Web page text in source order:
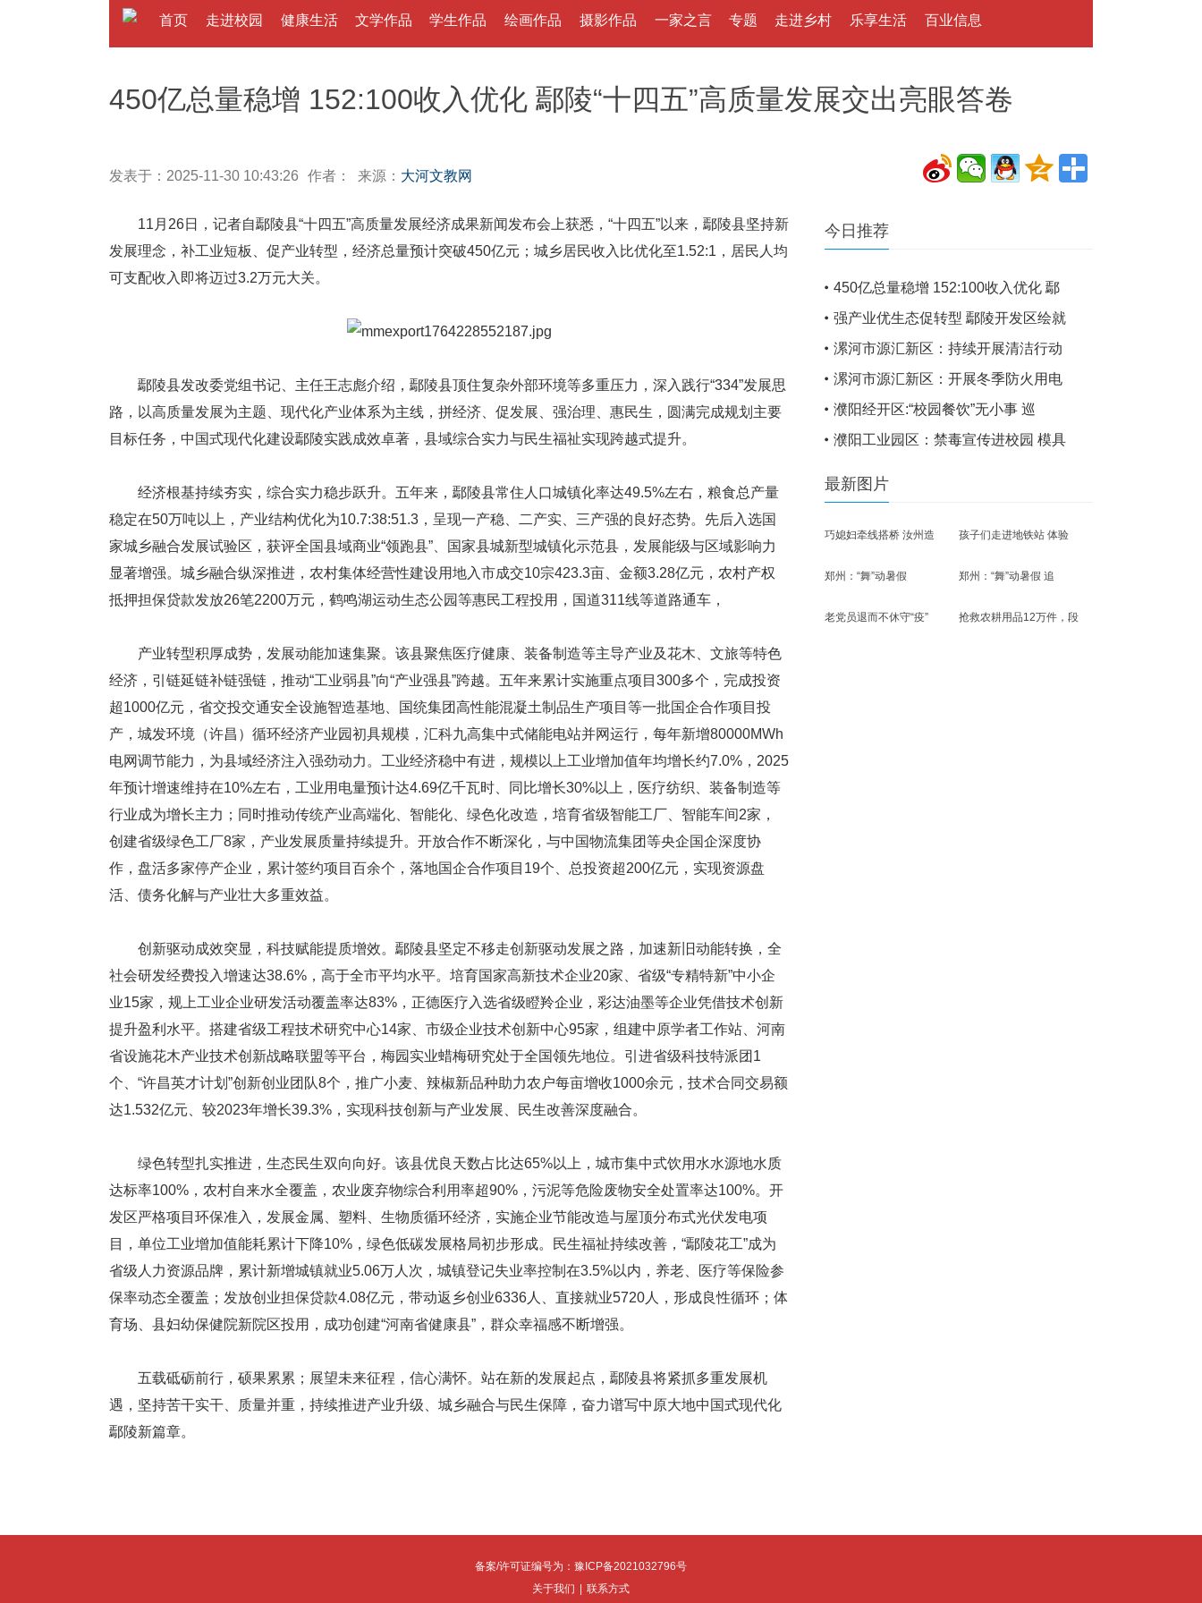
首页 走进校园 健康生活 文学作品 学生作品 绘画作品 摄影作品 一家之言 专题 走进乡村 乐享生活 百业信息
450亿总量稳增 152:100收入优化 鄢陵“十四五”高质量发展交出亮眼答卷
发表于：2025-11-30 10:43:26 作者： 来源： 大河文教网
11月26日，记者自鄢陵县“十四五”高质量发展经济成果新闻发布会上获悉，“十四五”以来，鄢陵县坚持新
发展理念，补工业短板、促产业转型，经济总量预计突破450亿元；城乡居民收入比优化至1.52:1，居民人均
可支配收入即将迈过3.2万元大关。
鄢陵县发改委党组书记、主任王志彪介绍，鄢陵县顶住复杂外部环境等多重压力，深入践行“334”发展思
路，以高质量发展为主题、现代化产业体系为主线，拼经济、促发展、强治理、惠民生，圆满完成规划主要
目标任务，中国式现代化建设鄢陵实践成效卓著，县域综合实力与民生福祉实现跨越式提升。
经济根基持续夯实，综合实力稳步跃升。五年来，鄢陵县常住人口城镇化率达49.5%左右，粮食总产量
稳定在50万吨以上，产业结构优化为10.7:38:51.3，呈现一产稳、二产实、三产强的良好态势。先后入选国
家城乡融合发展试验区，获评全国县域商业“领跑县”、国家县城新型城镇化示范县，发展能级与区域影响力
显著增强。城乡融合纵深推进，农村集体经营性建设用地入市成交10宗423.3亩、金额3.28亿元，农村产权
抵押担保贷款发放26笔2200万元，鹤鸣湖运动生态公园等惠民工程投用，国道311线等道路通车，
产业转型积厚成势，发展动能加速集聚。该县聚焦医疗健康、装备制造等主导产业及花木、文旅等特色
经济，引链延链补链强链，推动“工业弱县”向“产业强县”跨越。五年来累计实施重点项目300多个，完成投资
超1000亿元，省交投交通安全设施智造基地、国统集团高性能混凝土制品生产项目等一批国企合作项目投
产，城发环境（许昌）循环经济产业园初具规模，汇科九高集中式储能电站并网运行，每年新增80000MWh
电网调节能力，为县域经济注入强劲动力。工业经济稳中有进，规模以上工业增加值年均增长约7.0%，2025
年预计增速维持在10%左右，工业用电量预计达4.69亿千瓦时、同比增长30%以上，医疗纺织、装备制造等
行业成为增长主力；同时推动传统产业高端化、智能化、绿色化改造，培育省级智能工厂、智能车间2家，
创建省级绿色工厂8家，产业发展质量持续提升。开放合作不断深化，与中国物流集团等央企国企深度协
作，盘活多家停产企业，累计签约项目百余个，落地国企合作项目19个、总投资超200亿元，实现资源盘
活、债务化解与产业壮大多重效益。
创新驱动成效突显，科技赋能提质增效。鄢陵县坚定不移走创新驱动发展之路，加速新旧动能转换，全
社会研发经费投入增速达38.6%，高于全市平均水平。培育国家高新技术企业20家、省级“专精特新”中小企
业15家，规上工业企业研发活动覆盖率达83%，正德医疗入选省级瞪羚企业，彩达油墨等企业凭借技术创新
提升盈利水平。搭建省级工程技术研究中心14家、市级企业技术创新中心95家，组建中原学者工作站、河南
省设施花木产业技术创新战略联盟等平台，梅园实业蜡梅研究处于全国领先地位。引进省级科技特派团1
个、“许昌英才计划”创新创业团队8个，推广小麦、辣椒新品种助力农户每亩增收1000余元，技术合同交易额
达1.532亿元、较2023年增长39.3%，实现科技创新与产业发展、民生改善深度融合。
绿色转型扎实推进，生态民生双向向好。该县优良天数占比达65%以上，城市集中式饮用水水源地水质
达标率100%，农村自来水全覆盖，农业废弃物综合利用率超90%，污泥等危险废物安全处置率达100%。开
发区严格项目环保准入，发展金属、塑料、生物质循环经济，实施企业节能改造与屋顶分布式光伏发电项
目，单位工业增加值能耗累计下降10%，绿色低碳发展格局初步形成。民生福祉持续改善，“鄢陵花工”成为
省级人力资源品牌，累计新增城镇就业5.06万人次，城镇登记失业率控制在3.5%以内，养老、医疗等保险参
保率动态全覆盖；发放创业担保贷款4.08亿元，带动返乡创业6336人、直接就业5720人，形成良性循环；体
育场、县妇幼保健院新院区投用，成功创建“河南省健康县”，群众幸福感不断增强。
五载砥砺前行，硕果累累；展望未来征程，信心满怀。站在新的发展起点，鄢陵县将紧抓多重发展机
遇，坚持苦干实干、质量并重，持续推进产业升级、城乡融合与民生保障，奋力谱写中原大地中国式现代化
鄢陵新篇章。
今日推荐
450亿总量稳增 152:100收入优化 鄢
强产业优生态促转型 鄢陵开发区绘就
漯河市源汇新区：持续开展清洁行动
漯河市源汇新区：开展冬季防火用电
濮阳经开区:“校园餐饮”无小事 巡
濮阳工业园区：禁毒宣传进校园 模具
最新图片
巧媳妇牵线搭桥 汝州造 孩子们走进地铁站 体验
郑州：“舞”动暑假 郑州：“舞”动暑假 追
老党员退而不休守“疫” 抢救农耕用品12万件，段
备案/许可证编号为：豫ICP备2021032796号
关于我们 | 联系方式